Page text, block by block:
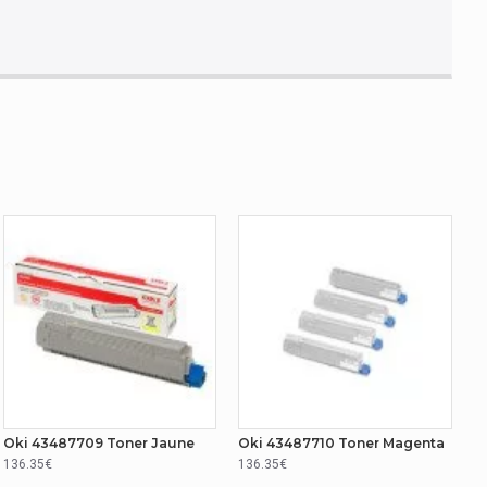
Oki 43487709 Toner Jaune
136.35€
Oki 43487710 Toner Magenta
136.35€